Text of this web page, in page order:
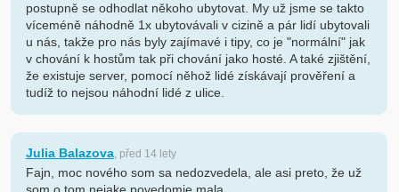
postupně se odhodlat někoho ubytovat. My už jsme se takto
víceméně náhodně 1x ubytovávali v cizině a pár lidí ubytovali
u nás, takže pro nás byly zajímavé i tipy, co je "normální" jak
v chování k hostům tak při chování jako hosté. A také zjištění,
že existuje server, pomocí něhož lidé získávají prověření a
tudíž to nejsou náhodní lidé z ulice.
Julia Balazova, před 14 lety
Fajn, moc nového som sa nedozvedela, ale asi preto, že už